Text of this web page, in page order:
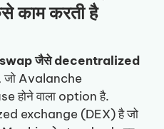
करती है
जैसे decentralized
जो Avalanche
होने वाला option है.
exchange (DEX) है जो